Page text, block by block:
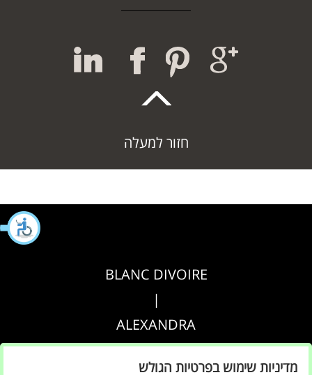
חזור למעלה
BLANC DIVOIRE
|
ALEXANDRA
|
מדיניות שימוש בפרטיות הגולש